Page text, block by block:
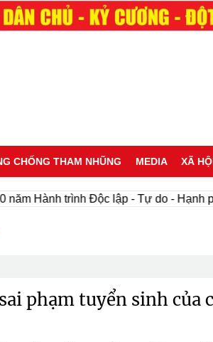
CHỐNG THAM NHŨNG MEDIA XÃ
Hành trình Độc lập - Tự do - Hạnh phúc
phạm tuyển sinh của